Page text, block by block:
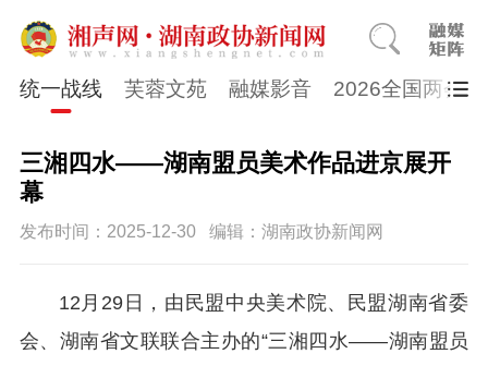
统一战线 芙蓉文苑 融媒影音 2026全国两会
三湘四水——湖南盟员美术作品进京展开
幕
发布时间：2025-12-30 编辑：湖南政协新闻网
12月29日，由民盟中央美术院、民盟湖南省委
会、湖南省文联联合主办的“三湘四水——湖南盟员